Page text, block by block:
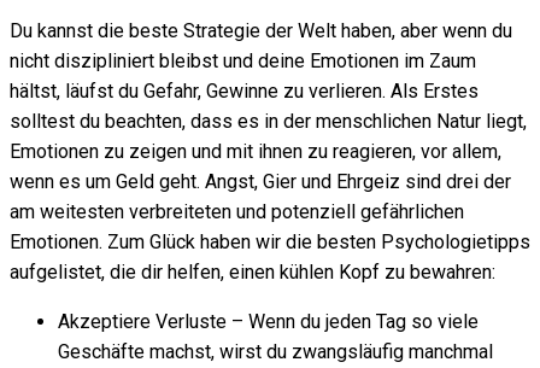
Du kannst die beste Strategie der Welt haben, aber wenn du
nicht diszipliniert bleibst und deine Emotionen im Zaum
hältst, läufst du Gefahr, Gewinne zu verlieren. Als Erstes
solltest du beachten, dass es in der menschlichen Natur liegt,
Emotionen zu zeigen und mit ihnen zu reagieren, vor allem,
wenn es um Geld geht. Angst, Gier und Ehrgeiz sind drei der
am weitesten verbreiteten und potenziell gefährlichen
Emotionen. Zum Glück haben wir die besten Psychologietipps
aufgelistet, die dir helfen, einen kühlen Kopf zu bewahren:
Akzeptiere Verluste – Wenn du jeden Tag so viele
Geschäfte machst, wirst du zwangsläufig manchmal